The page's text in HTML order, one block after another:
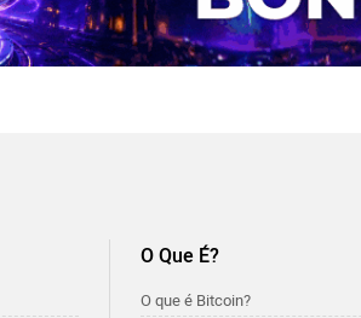
O Que É?
O que é Bitcoin?